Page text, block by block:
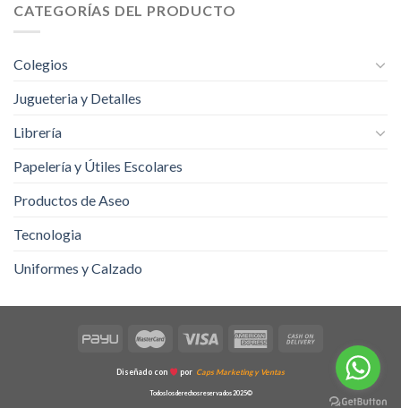
página
CATEGORÍAS DEL PRODUCTO
Colegios
Jugueteria y Detalles
Librería
Papelería y Útiles Escolares
Productos de Aseo
Tecnologia
Uniformes y Calzado
Diseñado con por Caps Marketing y Ventas
Todos los derechos reservados 2025©